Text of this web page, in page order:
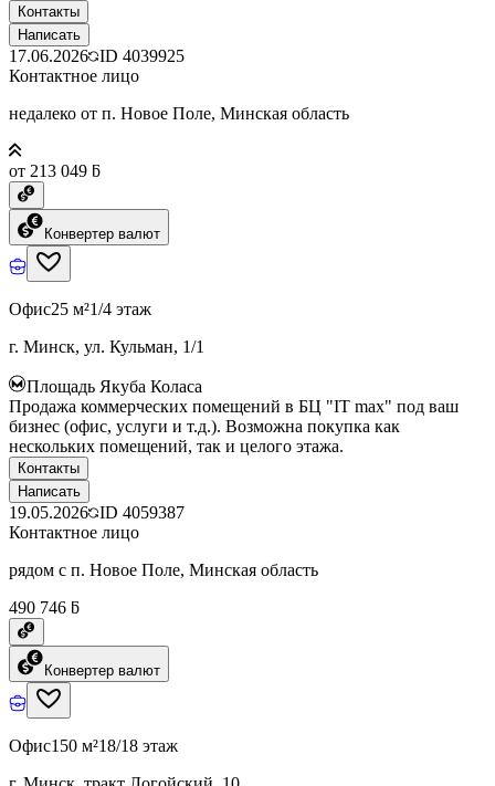
Контакты
Написать
17.06.2026 ID 4039925
Контактное лицо
недалеко от п. Новое Поле, Минская область
от 213 049 ƃ
Конвертер валют
Офис25 м²1/4 этаж
г. Минск, ул. Кульман, 1/1
Площадь Якуба Коласа
Продажа коммерческих помещений в БЦ "IT max" под ваш
бизнес (офис, услуги и т.д.). Возможна покупка как
нескольких помещений, так и целого этажа.
Контакты
Написать
19.05.2026 ID 4059387
Контактное лицо
рядом с п. Новое Поле, Минская область
490 746 ƃ
Конвертер валют
Офис150 м²18/18 этаж